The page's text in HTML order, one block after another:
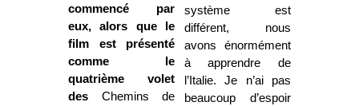
commencé par
eux, alors que le
film est présenté
comme le
quatrième volet
des Chemins de
système est
différent, nous
avons énormément
à apprendre de
l’Italie. Je n’ai pas
beaucoup d’espoir